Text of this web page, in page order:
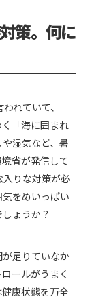
策。何に
れていて、
「海に囲まれ
湿気など、暑
省が発信して
りな対策が必
をめいっぱい
ょうか？
足りていなか
ールがうまく
康状態を万全